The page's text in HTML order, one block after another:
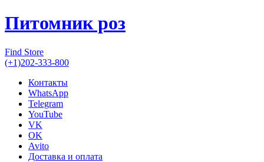
Питомник роз
Find Store
(+1)202-333-800
Контакты
WhatsApp
Telegram
YouTube
VK
OK
Avito
Доставка и оплата